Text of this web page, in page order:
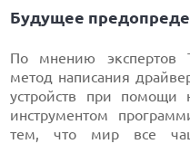
Будущее
По мнению экспертов
метод написания
устройств при помощи
инструментом
тем, что мир все